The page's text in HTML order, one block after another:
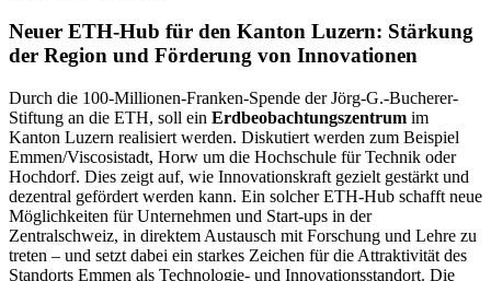
Neuer ETH-Hub für den Kanton Luzern: Stärkung
der Region und Förderung von Innovationen
Durch die 100-Millionen-Franken-Spende der Jörg-G.-Bucherer-
Stiftung an die ETH, soll ein Erdbeobachtungszentrum im
Kanton Luzern realisiert werden. Diskutiert werden zum Beispiel
Emmen/Viscosistadt, Horw um die Hochschule für Technik oder
Hochdorf. Dies zeigt auf, wie Innovationskraft gezielt gestärkt und
dezentral gefördert werden kann. Ein solcher ETH-Hub schafft neue
Möglichkeiten für Unternehmen und Start-ups in der
Zentralschweiz, in direktem Austausch mit Forschung und Lehre zu
treten – und setzt dabei ein starkes Zeichen für die Attraktivität des
Standorts Emmen als Technologie- und Innovationsstandort. Die